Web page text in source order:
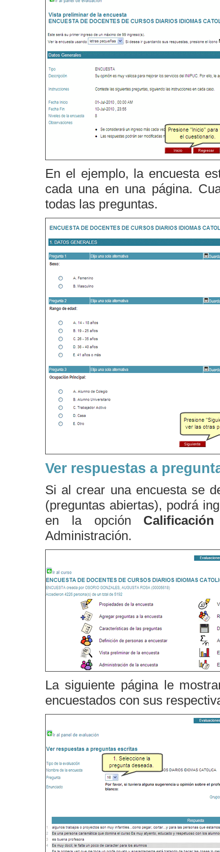
En el ejemplo, la encuesta
cada una en una página.
todas las preguntas.
Ver respuestas a
Si al crear una encuesta se
(preguntas abiertas), podrá
en la opción
Administración.
La siguiente página le
encuestados con sus